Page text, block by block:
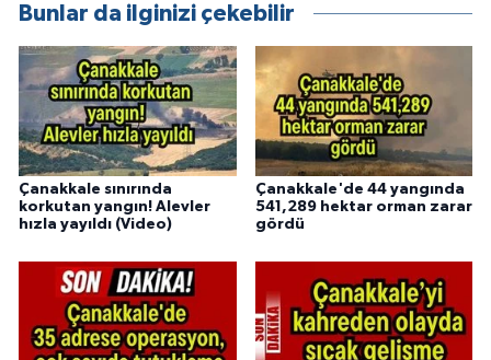
Bunlar da ilginizi çekebilir
Çanakkale sınırında
korkutan yangın! Alevler
hızla yayıldı (Video)
Çanakkale'de 44 yangında
541,289 hektar orman zarar
gördü